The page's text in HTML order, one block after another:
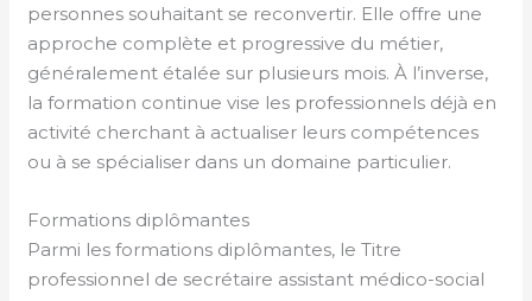
personnes souhaitant se reconvertir. Elle offre une
approche complète et progressive du métier,
généralement étalée sur plusieurs mois. À l’inverse,
la formation continue vise les professionnels déjà en
activité cherchant à actualiser leurs compétences
ou à se spécialiser dans un domaine particulier.
Formations diplômantes
Parmi les formations diplômantes, le Titre
professionnel de secrétaire assistant médico-social